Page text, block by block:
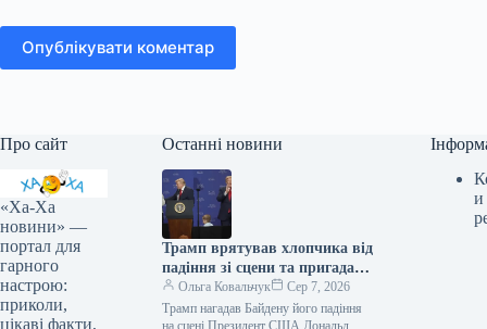
Опублікувати коментар
Про сайт
«Ха-Ха
новини» —
портал для
гарного
настрою:
приколи,
цікаві факти,
Останні новини
Трамп врятував хлопчика від
падіння зі сцени та пригадав
Байдена (відео)
Ольга Ковальчук
Сер 7, 2026
Трамп нагадав Байдену його падіння
и